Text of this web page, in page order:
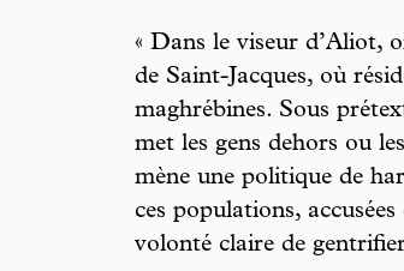
« Dans le viseur d’Aliot,
de Saint-Jacques, où
maghrébines. Sous
met les gens dehors ou
mène une politique de
ces populations,
volonté claire de